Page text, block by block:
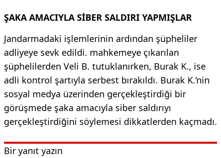
ŞAKA AMACIYLA SİBER SALDIRI YAPMIŞLAR
Jandarmadaki işlemlerinin ardından şüpheliler
adliyeye sevk edildi. mahkemeye çıkarılan
şüphelilerden Veli B. tutuklanırken, Burak K., ise
adli kontrol şartıyla serbest bırakıldı. Burak K.’nin
sosyal medya üzerinden gerçekleştirdiği bir
görüşmede şaka amacıyla siber saldırıyı
gerçekleştirdiğini söylemesi dikkatlerden kaçmadı.
Bir yanıt yazın